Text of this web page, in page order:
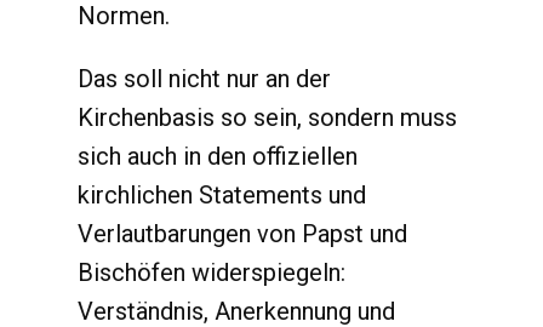
Normen.
Das soll nicht nur an der
Kirchenbasis so sein, sondern muss
sich auch in den offiziellen
kirchlichen Statements und
Verlautbarungen von Papst und
Bischöfen widerspiegeln:
Verständnis, Anerkennung und